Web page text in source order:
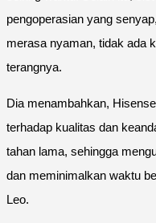
pengoperasian yang
merasa nyaman, tidak ada
terangnya.
Dia menambahkan,
terhadap kualitas dan
tahan lama, sehingga
dan meminimalkan waktu
Leo.